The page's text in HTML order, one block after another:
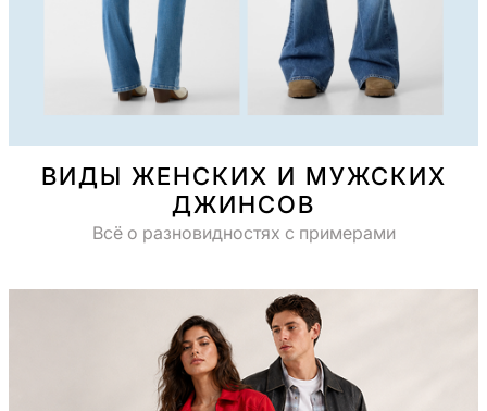
ВИДЫ ЖЕНСКИХ И МУЖСКИХ
ДЖИНСОВ
Всё о разновидностях с примерами